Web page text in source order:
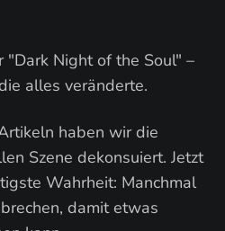
Night of the Soul" –
alles veränderte.
haben wir die
Szene dekonsuiert. Jetzt
Wahrheit: Manchmal
damit etwas